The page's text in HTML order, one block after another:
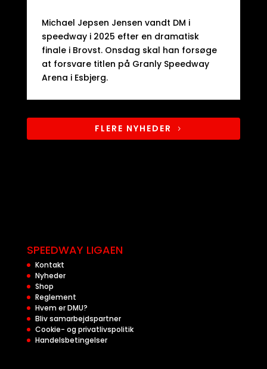
Michael Jepsen Jensen vandt DM i
speedway i 2025 efter en dramatisk
finale i Brovst. Onsdag skal han forsøge
at forsvare titlen på Granly Speedway
Arena i Esbjerg.​
FLERE NYHEDER
SPEEDWAY LIGAEN
Kontakt
Nyheder
Shop
Reglement
Hvem er DMU?
Bliv samarbejdspartner
Cookie- og privatlivspolitik
Handelsbetingelser